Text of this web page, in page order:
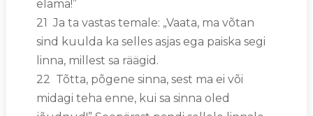
elama!”
21 Ja ta vastas temale: „Vaata, ma võtan
sind kuulda ka selles asjas ega paiska segi
linna, millest sa räägid.
22 Tõtta, põgene sinna, sest ma ei või
midagi teha enne, kui sa sinna oled